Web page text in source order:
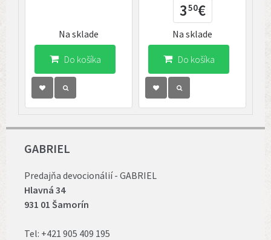
Do košíka
Na sklade
350€
Do košíka
Na sklade
GABRIEL
Predajňa devocionálií - GABRIEL
Hlavná 34
931 01 Šamorín
Tel: +421 905 409 195